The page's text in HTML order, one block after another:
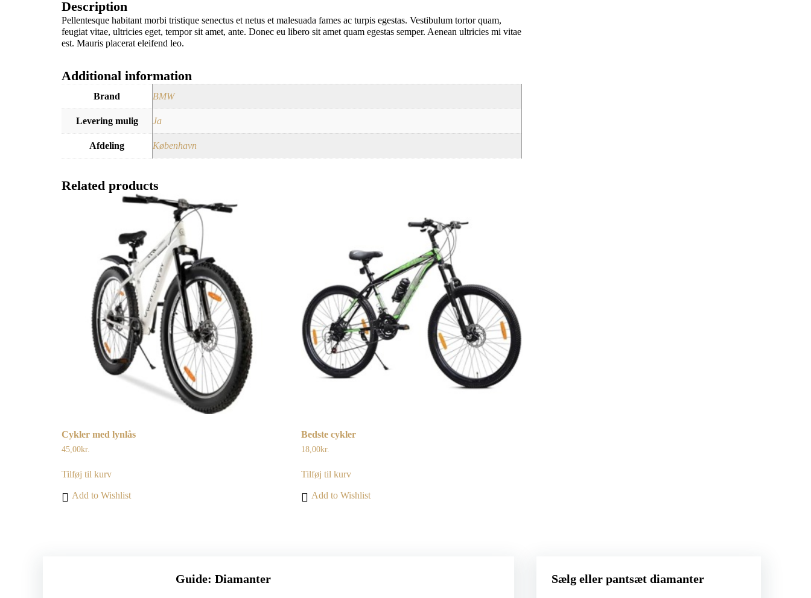
Description
Pellentesque habitant morbi tristique senectus et netus et malesuada fames ac turpis egestas. Vestibulum tortor quam,
feugiat vitae, ultricies eget, tempor sit amet, ante. Donec eu libero sit amet quam egestas semper. Aenean ultricies mi vitae
est. Mauris placerat eleifend leo.
Additional information
Brand BMW
Levering mulig Ja
Afdeling København
Related products
Cykler med lynlås
45,00kr.
Tilføj til kurv
Add to Wishlist
Bedste cykler
18,00kr.
Tilføj til kurv
Add to Wishlist
Guide: Diamanter Sælg eller pantsæt diamanter